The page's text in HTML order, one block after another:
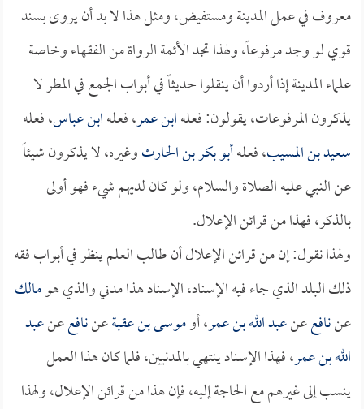
معروف في عمل المدينة ومستفيض، ومثل هذا لا بد أن يروى بسند
قوي لو وجد مرفوعاً، ولهذا تجد الأئمة الرواة من الفقهاء وخاصة
علماء المدينة إذا أردوا أن ينقلوا حديثاً في أبواب الجمع في المطر لا
يذكرون المرفوعات، يقولون: فعلهابن عمر، فعلهابن عباس، فعله
سعيد بن المسيب، فعلهأبو بكر بن الحارثوغيره، لا يذكرون شيئاً
عن النبي عليه الصلاة والسلام، ولو كان لديهم شيء فهو أولى
بالذكر، فهذا من قرائن الإعلال.
ولهذا نقول: إن من قرائن الإعلال أن طالب العلم ينظر في أبواب فقه
ذلك البلد الذي جاء فيه الإسناد، الإسناد هذا مدني والذي هومالك
عننافععنعبد الله بن عمر، أوموسى بن عقبةعننافععنعبد
الله بن عمر، فهذا الإسناد ينتهي بالمدنيين، فلما كان هذا العمل
ينسب إلى غيرهم مع الحاجة إليه، فإن هذا من قرائن الإعلال، ولهذا